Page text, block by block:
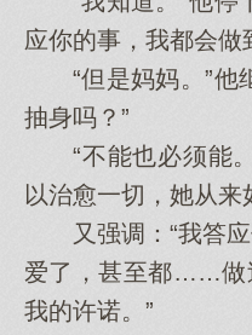
应你的事，我都会做
“但是妈妈。”他
抽身吗？”
“不能也必须能。
以治愈一切，她从来
又强调：“我答应
爱了，甚至都……做
我的许诺。”